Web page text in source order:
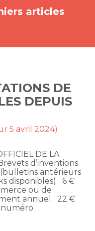
articles
DE
DEPUIS
5 avril 2024)
DE LA
d’inventions
(bulletins antérieurs
disponibles) 6 €
ou de
annuel 22 €
numéro